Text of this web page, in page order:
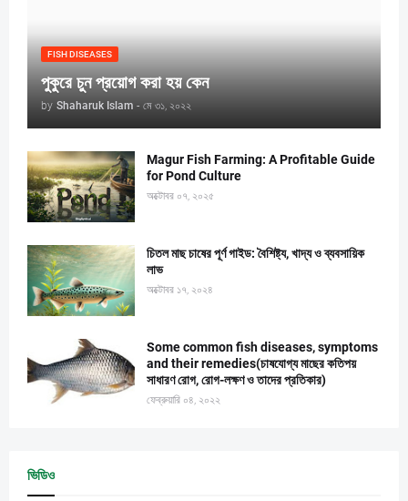
FISH DISEASES
পুকুরে চুন প্রয়োগ করা হয় কেন
by Shaharuk Islam - মে ৩১, ২০২২
Magur Fish Farming: A Profitable Guide
for Pond Culture
অক্টোবর ০৭, ২০২৫
চিতল মাছ চাষের পূর্ণ গাইড: বৈশিষ্ট্য, খাদ্য ও ব্যবসায়িক
লাভ
অক্টোবর ১৭, ২০২৪
Some common fish diseases, symptoms
and their remedies(চাষযোগ্য মাছের কতিপয়
সাধারণ রোগ, রোগ-লক্ষণ ও তাদের প্রতিকার)
ফেব্রুয়ারি ০৪, ২০২২
ভিডিও